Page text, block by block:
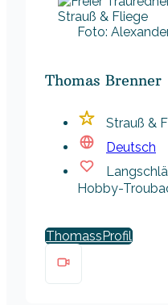
Foto:
Thomas Brenner
Strauß &
Deutsch
Hobby-
Thomass